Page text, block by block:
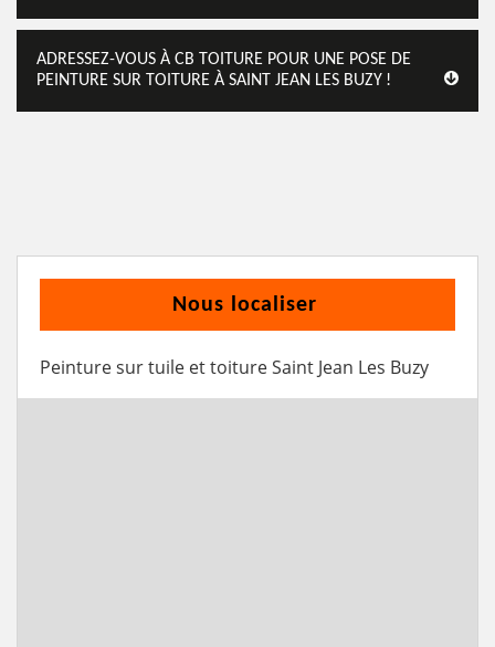
ADRESSEZ-VOUS À CB TOITURE POUR UNE POSE DE
PEINTURE SUR TOITURE À SAINT JEAN LES BUZY !
Nous localiser
Peinture sur tuile et toiture Saint Jean Les Buzy